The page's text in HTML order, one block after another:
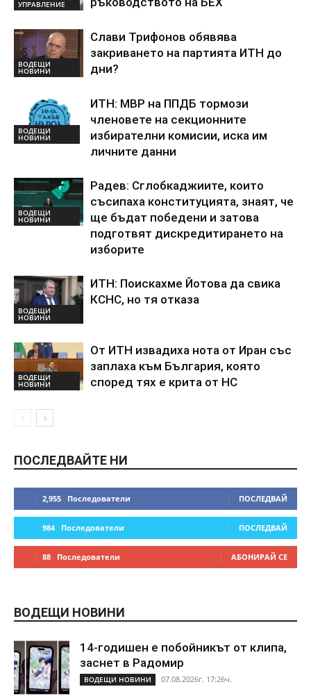
УПРАВЛЕНИЕ
ВОДЕЩИ
НОВИНИ
Слави Трифонов обявява
закриването на партията ИТН до
дни?
ВОДЕЩИ
НОВИНИ
ИТН: МВР на ППДБ тормози
членовете на секционните
избирателни комисии, иска им
личните данни
ВОДЕЩИ
НОВИНИ
Радев: Сглобкаджиите, които
съсипаха конституцията, знаят, че
ще бъдат победени и затова
подготвят дискредитирането на
изборите
ВОДЕЩИ
НОВИНИ
ИТН: Поискахме Йотова да свика
КСНС, но тя отказа
ВОДЕЩИ
НОВИНИ
От ИТН извадиха нота от Иран със
заплаха към България, която
според тях е крита от НС
ПОСЛЕДВАЙТЕ НИ
2,955 Последователи ПОСЛЕДВАЙ
984 Последователи ПОСЛЕДВАЙ
88 Последователи АБОНИРАЙ СЕ
ВОДЕЩИ НОВИНИ
14-годишен е побойникът от клипа,
заснет в Радомир
ВОДЕЩИ НОВИНИ 07.08.2026г. 17:26ч.